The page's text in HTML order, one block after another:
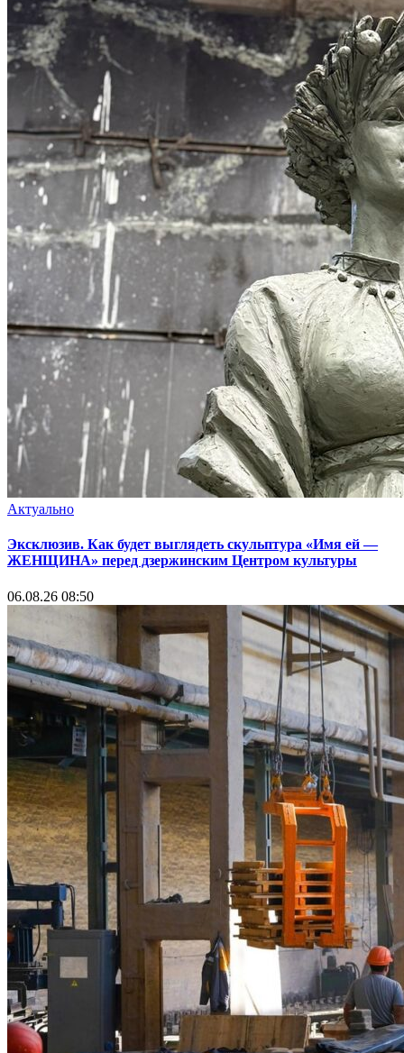
Актуально
Эксклюзив. Как будет выглядеть скульптура «Имя ей —
ЖЕНЩИНА» перед дзержинским Центром культуры
06.08.26 08:50